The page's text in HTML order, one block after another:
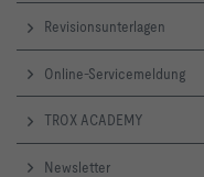
Revisionsunterlagen
Online-Servicemeldung
TROX ACADEMY
Newsletter